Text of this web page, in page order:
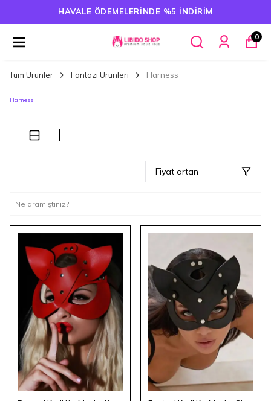
HAVALE ÖDEMELERINDE %5 İNDIRIM
0
Tüm Ürünler Fantazi Ürünleri Harness
Harness
Fiyat artan